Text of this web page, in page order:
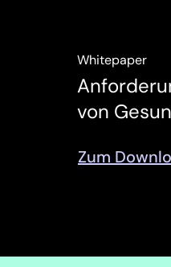
Whitepaper
von
Zum